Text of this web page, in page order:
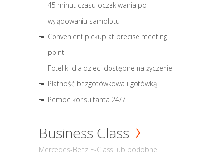
45 minut czasu oczekiwania po
wylądowaniu samolotu
Convenient pickup at precise meeting
point
Foteliki dla dzieci dostępne na życzenie
Płatność bezgotówkowa i gotówką
Pomoc konsultanta 24/7
Business Class
Mercedes-Benz E-Class lub podobne